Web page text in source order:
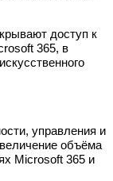
доступ к
365, в
управления и
объёма
Microsoft 365 и